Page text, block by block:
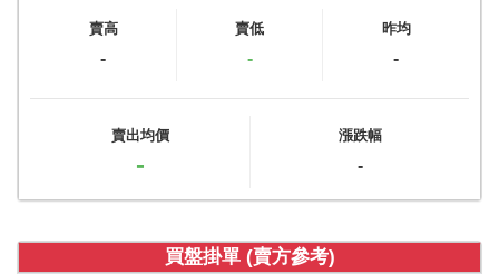
賣高
-
賣低
-
昨均
-
賣出均價
-
漲跌幅
-
買盤掛單 (賣方參考)